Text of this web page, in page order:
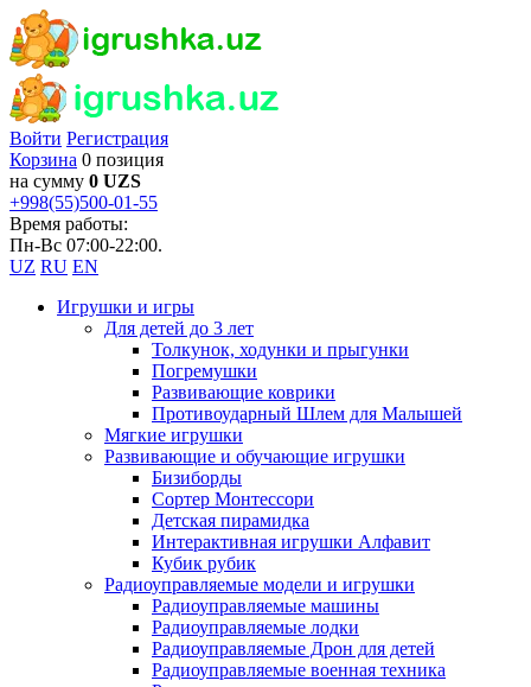
Войти Регистрация
Корзина 0 позиция
на сумму 0 UZS
+998(55)500-01-55
Время работы:
Пн-Вс 07:00-22:00.
UZ RU EN
Игрушки и игры
Для детей до 3 лет
Толкунок, ходунки и прыгунки
Погремушки
Развивающие коврики
Противоударный Шлем для Малышей
Мягкие игрушки
Развивающие и обучающие игрушки
Бизиборды
Сортер Монтессори
Детская пирамидка
Интерактивная игрушки Алфавит
Кубик рубик
Радиоуправляемые модели и игрушки
Радиоуправляемые машины
Радиоуправляемые лодки
Радиоуправляемые Дрон для детей
Радиоуправляемые военная техника